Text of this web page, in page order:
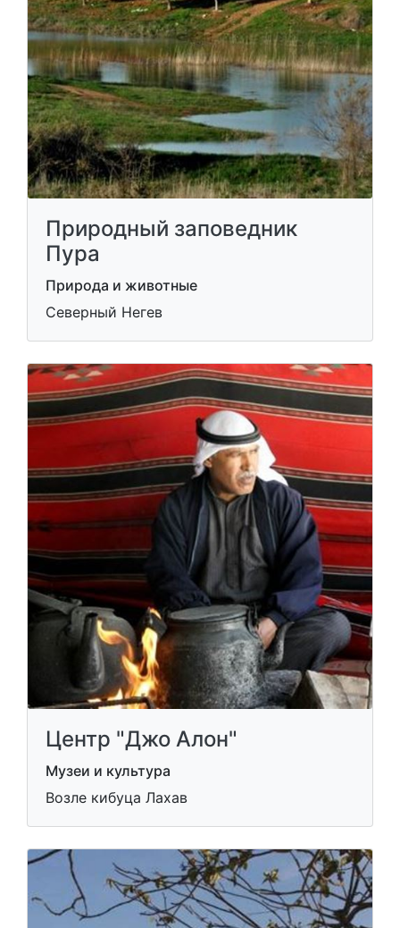
Природный заповедник
Пура
Природа и животные
Северный Негев
Центр "Джо Алон"
Музеи и культура
Возле кибуца Лахав